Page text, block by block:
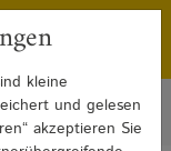
Franchising
kleine
und gelesen
akzeptieren Sie